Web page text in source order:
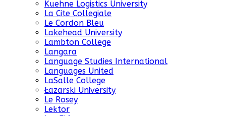
Kuehne Logistics University
La Cite Collegiale
Le Cordon Bleu
Lakehead University
Lambton College
Langara
Language Studies International
Languages United
LaSalle College
Łazarski University
Le Rosey
Lektor